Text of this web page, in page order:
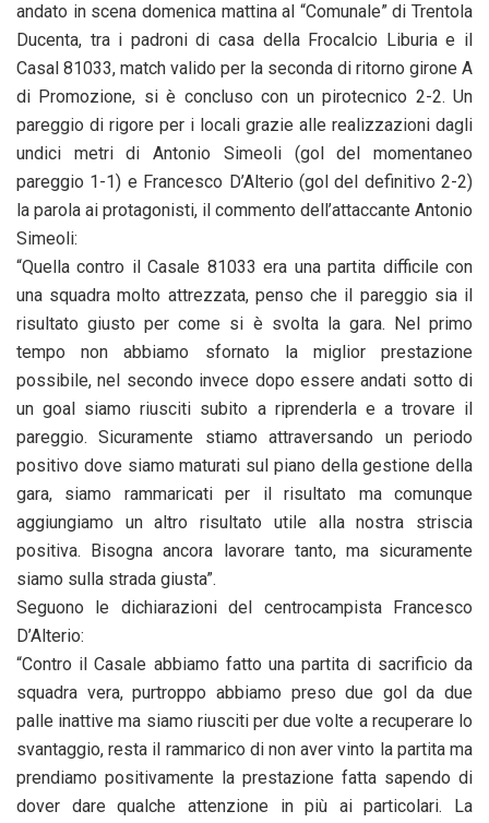
andato in scena domenica mattina al “Comunale” di Trentola
Ducenta, tra i padroni di casa della Frocalcio Liburia e il
Casal 81033, match valido per la seconda di ritorno girone A
di Promozione, si è concluso con un pirotecnico 2-2. Un
pareggio di rigore per i locali grazie alle realizzazioni dagli
undici metri di Antonio Simeoli (gol del momentaneo
pareggio 1-1) e Francesco D’Alterio (gol del definitivo 2-2)
la parola ai protagonisti, il commento dell’attaccante Antonio
Simeoli:
“Quella contro il Casale 81033 era una partita difficile con
una squadra molto attrezzata, penso che il pareggio sia il
risultato giusto per come si è svolta la gara. Nel primo
tempo non abbiamo sfornato la miglior prestazione
possibile, nel secondo invece dopo essere andati sotto di
un goal siamo riusciti subito a riprenderla e a trovare il
pareggio. Sicuramente stiamo attraversando un periodo
positivo dove siamo maturati sul piano della gestione della
gara, siamo rammaricati per il risultato ma comunque
aggiungiamo un altro risultato utile alla nostra striscia
positiva. Bisogna ancora lavorare tanto, ma sicuramente
siamo sulla strada giusta”.
Seguono le dichiarazioni del centrocampista Francesco
D’Alterio:
“Contro il Casale abbiamo fatto una partita di sacrificio da
squadra vera, purtroppo abbiamo preso due gol da due
palle inattive ma siamo riusciti per due volte a recuperare lo
svantaggio, resta il rammarico di non aver vinto la partita ma
prendiamo positivamente la prestazione fatta sapendo di
dover dare qualche attenzione in più ai particolari. La